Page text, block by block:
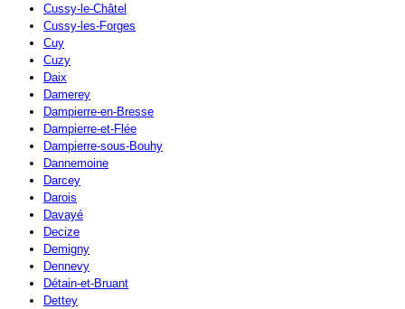
Cussy-le-Châtel
Cussy-les-Forges
Cuy
Cuzy
Daix
Damerey
Dampierre-en-Bresse
Dampierre-et-Flée
Dampierre-sous-Bouhy
Dannemoine
Darcey
Darois
Davayé
Decize
Demigny
Dennevy
Détain-et-Bruant
Dettey